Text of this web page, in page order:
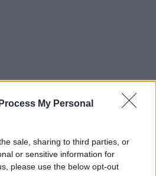
My Personal
sale, sharing to third parties, or
or sensitive information for
please use the below opt-out